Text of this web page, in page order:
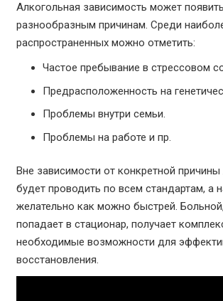
Алкогольная зависимость может
разнообразным причинам. Среди
распространенных можно отметить:
Частое пребывание в стрессовом
Предрасположенность на
Проблемы внутри семьи.
Проблемы на работе и пр.
Вне зависимости от конкретной
будет проводить по всем стандартам, а
желательно как можно быстрей.
попадает в стационар, получает
необходимые возможности для
восстановления.